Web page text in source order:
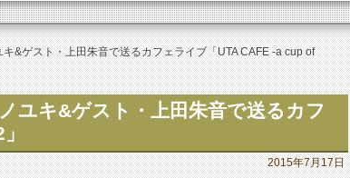
&ゲスト・上田朱音で送るカフェライブ「UTA CAFE -a cup of
ユキ&ゲスト・上田朱音で送るカフ
2015年7月17日